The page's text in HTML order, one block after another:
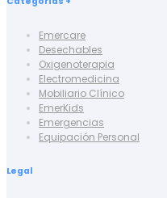
Emercare
Desechables
Oxigenoterapia
Electromedicina
Mobiliario Clínico
EmerKids
Emergencias
Equipación Personal
Legal